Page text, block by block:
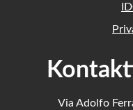
Via Adolfo